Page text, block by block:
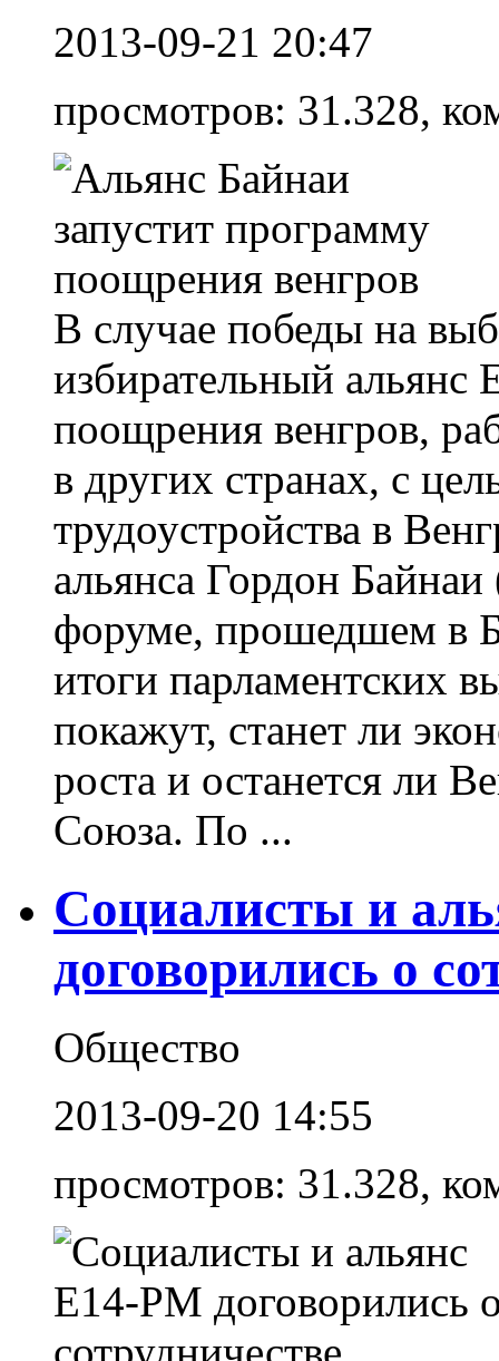
2013-09-21 20:47
просмотров: 31.328,
В случае победы на
избирательный альянс
поощрения венгров,
в других странах, с
трудоустройства в
альянса Гордон
форуме, прошедшем в
итоги парламентских
покажут, станет ли
роста и останется ли
Союза. По ...
Социалисты и
договорились о
Общество
2013-09-20 14:55
просмотров: 31.328,